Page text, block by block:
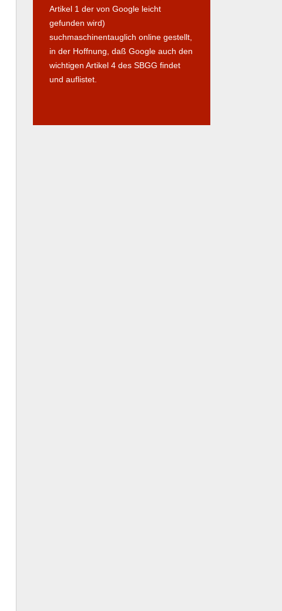
Artikel 1 der von Google leicht
gefunden wird)
suchmaschinentauglich online gestellt,
in der Hoffnung, daß Google auch den
wichtigen Artikel 4 des SBGG findet
und auflistet.